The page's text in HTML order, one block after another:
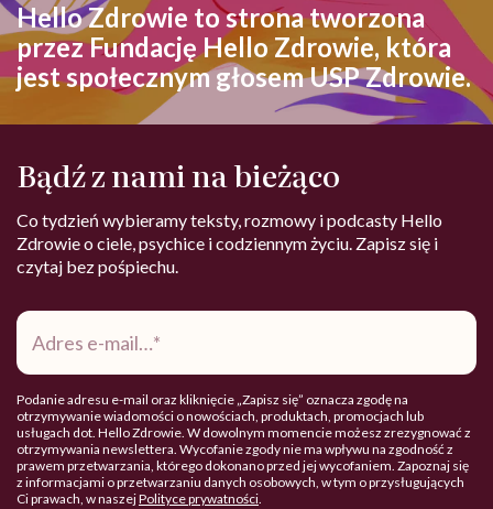
Hello Zdrowie to strona tworzona
przez Fundację Hello Zdrowie, która
jest społecznym głosem USP Zdrowie.
Bądź z nami na bieżąco
Co tydzień wybieramy teksty, rozmowy i podcasty Hello
Zdrowie o ciele, psychice i codziennym życiu. Zapisz się i
czytaj bez pośpiechu.
Adres
mail*
Podanie adresu e-mail oraz kliknięcie „Zapisz się” oznacza zgodę na
otrzymywanie wiadomości o nowościach, produktach, promocjach lub
usługach dot. Hello Zdrowie. W dowolnym momencie możesz zrezygnować z
otrzymywania newslettera. Wycofanie zgody nie ma wpływu na zgodność z
prawem przetwarzania, którego dokonano przed jej wycofaniem. Zapoznaj się
z informacjami o przetwarzaniu danych osobowych, w tym o przysługujących
Ci prawach, w naszejPolityce prywatności.